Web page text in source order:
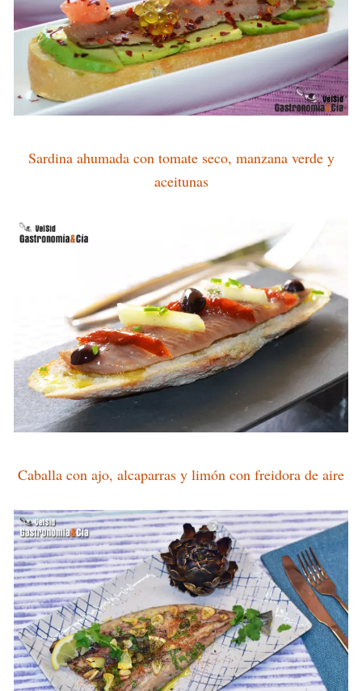
Sardina ahumada con tomate seco, manzana verde y
aceitunas
Caballa con ajo, alcaparras y limón con freidora de aire